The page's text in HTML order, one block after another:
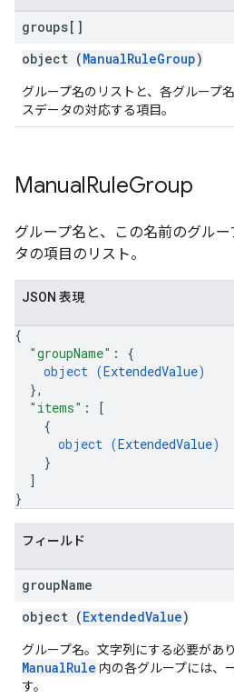
groups[]
object (ManualRuleGroup)
グループ名のリストと、各グループ
スデータの対応する項目。
ManualRuleGroup
グループ名と、この名前のグル
タの項目のリスト。
JSON 表現
{
"groupName" : {
object (ExtendedValue)
},
"items" :
[
{
object (ExtendedValue)
}
]
}
フィールド
groupName
object (ExtendedValue)
グループ名。文字列にする必要があ
ManualRule 内の各グループには、
す。